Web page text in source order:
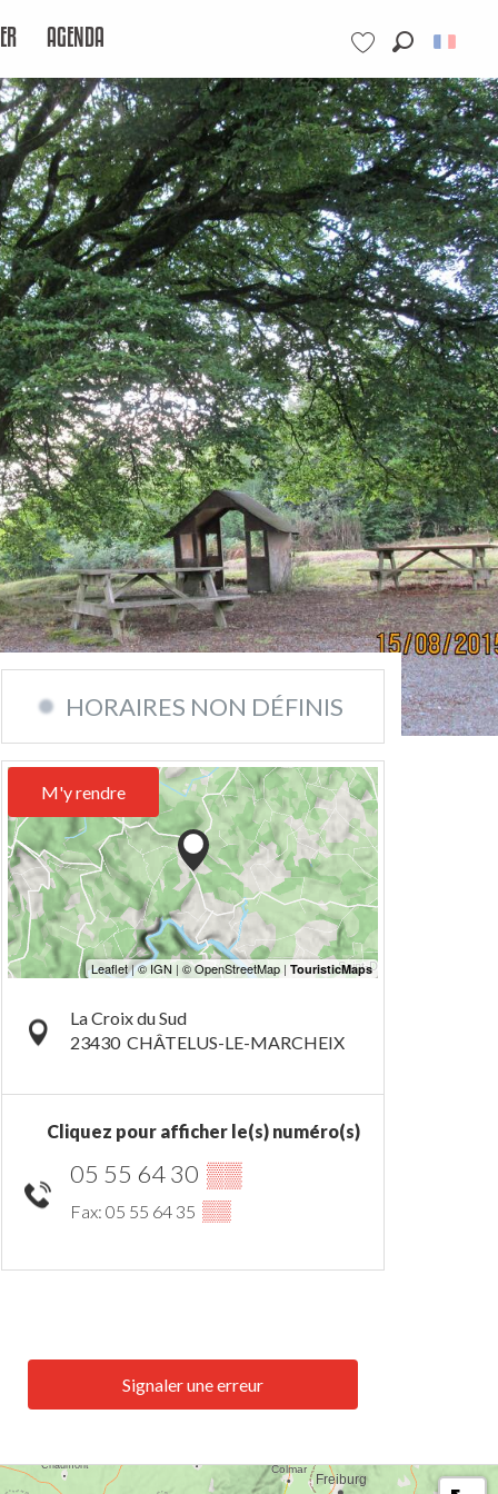
Voir les favoris
AGENDA
HORAIRES NON DÉFINIS
M'y rendre
La Croix du Sud
23430 CHÂTELUS-LE-MARCHEIX
Cliquez pour afficher le(s) numéro(s)
05 55 64 30 ▒▒
Fax: 05 55 64 35 ▒▒
Signaler une erreur